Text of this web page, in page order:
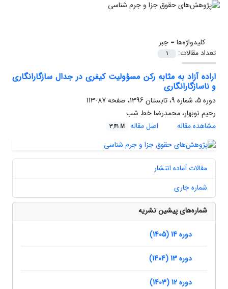
کلیدواژه‌ها =جبر
تعداد مقالات:
1
اراده آزاد به مثابه رکن مسؤولیت کیفری در جدال سازگارانگاری
و ناسازگارانگاری
دوره 5، شماره 9، تابستان 1396، صفحه
87-113
رحیم نوبهار، محمدرضا خط شب
مشاهده مقاله
اصل مقاله 3.41 M
مقالات آماده انتشار
شماره جاری
شماره‌های پیشین نشریه
دوره 14 (1405)
دوره 13 (1404)
دوره 12 (1403)